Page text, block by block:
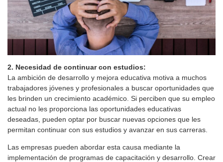
2. Necesidad de continuar con estudios:
La ambición de desarrollo y mejora educativa motiva a muchos
trabajadores jóvenes y profesionales a buscar oportunidades que
les brinden un crecimiento académico. Si perciben que su empleo
actual no les proporciona las oportunidades educativas
deseadas, pueden optar por buscar nuevas opciones que les
permitan continuar con sus estudios y avanzar en sus carreras.
Las empresas pueden abordar esta causa mediante la
implementación de programas de capacitación y desarrollo. Crear